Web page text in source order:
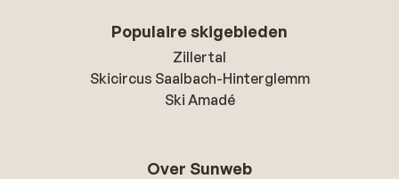
Populaire skigebieden
Zillertal
Skicircus Saalbach-Hinterglemm
Ski Amadé
Over Sunweb